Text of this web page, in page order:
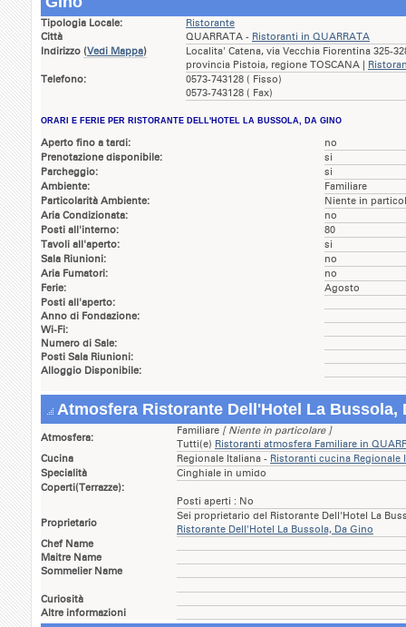
Tipologia Locale:
Ristorante
Città
QUARRATA - Ristoranti in QUARRATA
Indirizzo (Vedi Mappa)
Localita' Catena, via Vecchia Fiorentina 325-
provincia Pistoia, regione TOSCANA |
Telefono:
0573-743128 ( Fisso)
0573-743128 ( Fax)
ORARI E FERIE PER RISTORANTE DELL'HOTEL LA BUSSOLA, DA GINO
Aperto fino a tardi:
no
Prenotazione disponibile:
si
Parcheggio:
si
Ambiente:
Familiare
Particolarità Ambiente:
Niente in
Aria Condizionata:
no
Posti all'interno:
80
Tavoli all'aperto:
si
Sala Riunioni:
no
Aria Fumatori:
no
Ferie:
Agosto
Posti all'aperto:
Anno di Fondazione:
Wi-Fi:
Numero di Sale:
Posti Sala Riunioni:
Alloggio Disponibile:
Atmosfera Ristorante Dell'Hotel La Bussola,
Atmosfera:
Familiare [ Niente in particolare ]
Tutti(e) Ristoranti atmosfera Familiare in
Cucina
Regionale Italiana - Ristoranti cucina Regionale
Specialità
Cinghiale in umido
Coperti(Terrazze):
Posti aperti : No
Proprietario
Sei proprietario del Ristorante Dell'Hotel La
Ristorante Dell'Hotel La Bussola, Da Gino
Chef Name
Maitre Name
Sommelier Name
Curiosità
Altre informazioni